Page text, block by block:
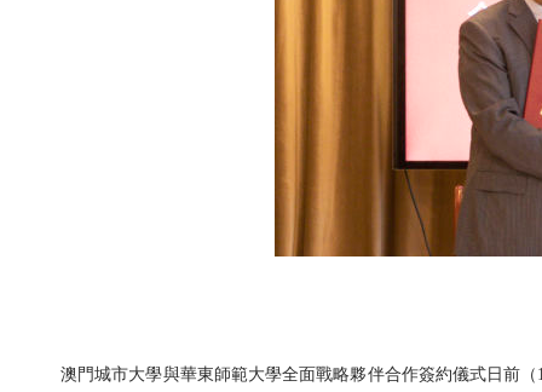
澳門城市大學與華東師範大學全面戰略夥伴合作簽約儀式日前